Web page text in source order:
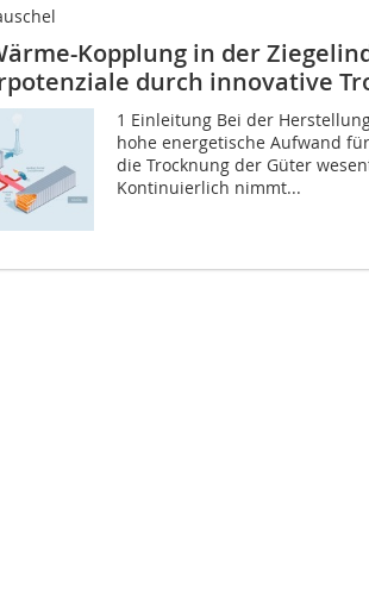
Kopplung in der
durch innovative
1 Einleitung Bei der
hohe energetische Aufwand
die Trocknung der Güter
Kontinuierlich nimmt...